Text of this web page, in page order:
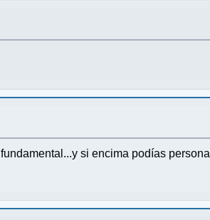
si encima podías